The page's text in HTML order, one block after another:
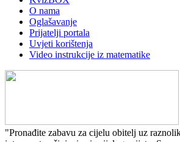
O nama
Oglašavanje
Prijatelji portala
Uvjeti korištenja
Video instrukcije iz matematike
"Pronađite zabavu za cijelu obitelj uz